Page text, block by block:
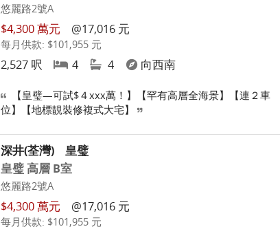
悠麗路2號A
$4,300 萬元 @17,016 元
每月供款: $101,955 元
2,527 呎 4 4 向西南
【皇璧—可試$４xxx萬！】【罕有高層全海景】【連２車
位】【地標靚裝修複式大宅】
深井(荃灣)
皇璧
皇璧 高層 B室
悠麗路2號A
$4,300 萬元 @17,016 元
每月供款: $101,955 元